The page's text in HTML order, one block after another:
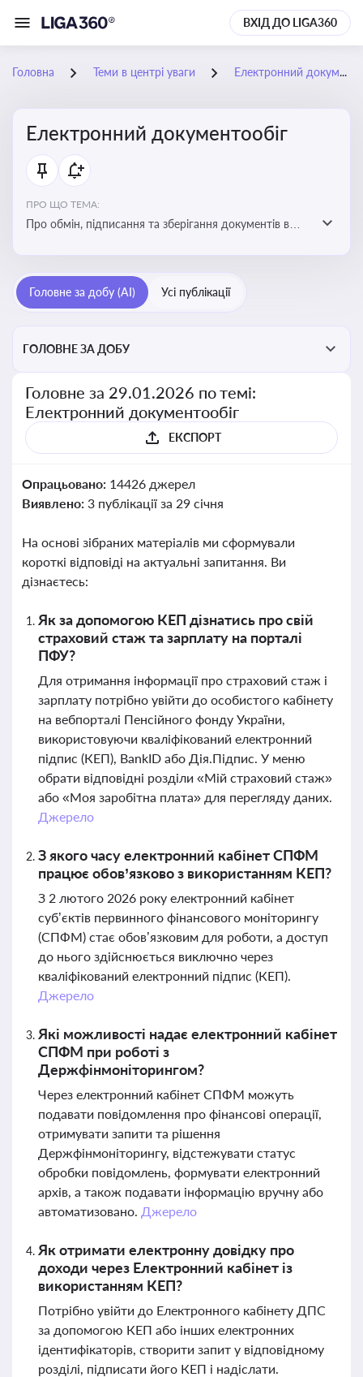
ВХІД ДО LIGA360
Головна Теми в центрі уваги Електронний документообіг
Електронний документообіг
ПРО ЩО ТЕМА:
Про обмін, підписання та зберігання документів в
Головне за добу (AI) Усі публікації
ГОЛОВНЕ ЗА ДОБУ
Головне за 29.01.2026 по темі:
Електронний документообіг
ЕКСПОРТ
Опрацьовано: 14426 джерел
Виявлено: 3 публікації за 29 січня
На основі зібраних матеріалів ми сформували
короткі відповіді на актуальні запитання. Ви
дізнаєтесь:
Як за допомогою КЕП дізнатись про свій
страховий стаж та зарплату на порталі
ПФУ?
Для отримання інформації про страховий стаж і
зарплату потрібно увійти до особистого кабінету
на вебпорталі Пенсійного фонду України,
використовуючи кваліфікований електронний
підпис (КЕП), BankID або Дія.Підпис. У меню
обрати відповідні розділи «Мій страховий стаж»
або «Моя заробітна плата» для перегляду даних.
Джерело
З якого часу електронний кабінет СПФМ
працює обов’язково з використанням КЕП?
З 2 лютого 2026 року електронний кабінет
суб’єктів первинного фінансового моніторингу
(СПФМ) стає обов’язковим для роботи, а доступ
до нього здійснюється виключно через
кваліфікований електронний підпис (КЕП).
Джерело
Які можливості надає електронний кабінет
СПФМ при роботі з
Держфінмоніторингом?
Через електронний кабінет СПФМ можуть
подавати повідомлення про фінансові операції,
отримувати запити та рішення
Держфінмоніторингу, відстежувати статус
обробки повідомлень, формувати електронний
архів, а також подавати інформацію вручну або
автоматизовано. Джерело
Як отримати електронну довідку про
доходи через Електронний кабінет із
використанням КЕП?
Потрібно увійти до Електронного кабінету ДПС
за допомогою КЕП або інших електронних
ідентифікаторів, створити запит у відповідному
розділі, підписати його КЕП і надіслати.